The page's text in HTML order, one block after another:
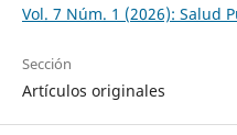
Vol. 7 Núm. 1 (2026): Salud
Sección
Artículos originales